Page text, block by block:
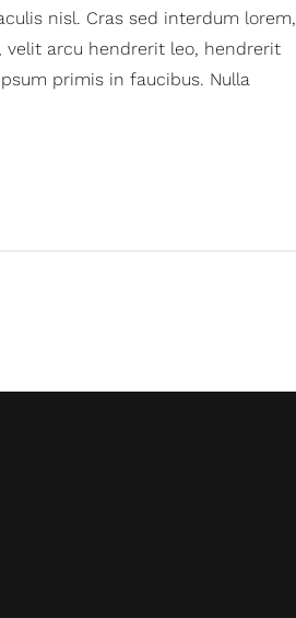
nisl. Cras sed interdum lorem,
arcu hendrerit leo, hendrerit
primis in faucibus. Nulla